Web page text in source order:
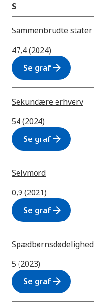
S
Sammenbrudte stater
47,4 (2024)
Se grafarrow_forward
Sekundære erhverv
54 (2024)
Se grafarrow_forward
Selvmord
0,9 (2021)
Se grafarrow_forward
Spædbørnsdødelighed
5 (2023)
Se grafarrow_forward